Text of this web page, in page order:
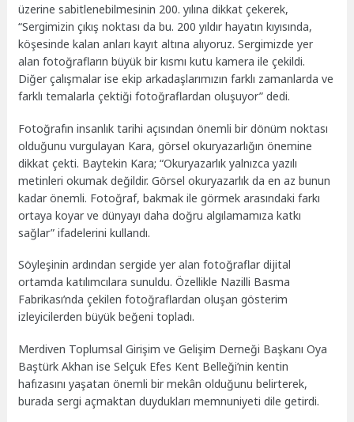
üzerine sabitlenebilmesinin 200. yılına dikkat çekerek,
“Sergimizin çıkış noktası da bu. 200 yıldır hayatın kıyısında,
köşesinde kalan anları kayıt altına alıyoruz. Sergimizde yer
alan fotoğrafların büyük bir kısmı kutu kamera ile çekildi.
Diğer çalışmalar ise ekip arkadaşlarımızın farklı zamanlarda ve
farklı temalarla çektiği fotoğraflardan oluşuyor” dedi.
Fotoğrafın insanlık tarihi açısından önemli bir dönüm noktası
olduğunu vurgulayan Kara, görsel okuryazarlığın önemine
dikkat çekti. Baytekin Kara; “Okuryazarlık yalnızca yazılı
metinleri okumak değildir. Görsel okuryazarlık da en az bunun
kadar önemli. Fotoğraf, bakmak ile görmek arasındaki farkı
ortaya koyar ve dünyayı daha doğru algılamamıza katkı
sağlar” ifadelerini kullandı.
Söyleşinin ardından sergide yer alan fotoğraflar dijital
ortamda katılımcılara sunuldu. Özellikle Nazilli Basma
Fabrikası’nda çekilen fotoğraflardan oluşan gösterim
izleyicilerden büyük beğeni topladı.
Merdiven Toplumsal Girişim ve Gelişim Derneği Başkanı Oya
Baştürk Akhan ise Selçuk Efes Kent Belleği’nin kentin
hafızasını yaşatan önemli bir mekân olduğunu belirterek,
burada sergi açmaktan duydukları memnuniyeti dile getirdi.